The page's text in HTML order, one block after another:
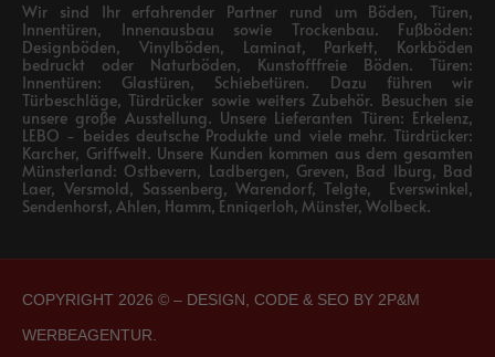
Wir sind Ihr erfahrender Partner rund um Böden, Türen,
Innentüren, Innenausbau sowie Trockenbau. Fußböden:
Designböden, Vinylböden, Laminat, Parkett, Korkböden
bedruckt oder Naturböden, Kunstofffreie Böden. Türen:
Innentüren: Glastüren, Schiebetüren. Dazu führen wir
Türbeschläge, Türdrücker sowie weiters Zubehör. Besuchen sie
unsere große Ausstellung. Unsere Lieferanten Türen: Erkelenz,
LEBO - beides deutsche Produkte und viele mehr. Türdrücker:
Karcher, Griffwelt. Unsere Kunden kommen aus dem gesamten
Münsterland: Ostbevern, Ladbergen, Greven, Bad Iburg, Bad
Laer, Versmold, Sassenberg, Warendorf, Telgte, Everswinkel,
Sendenhorst, Ahlen, Hamm, Ennigerloh, Münster, Wolbeck.
COPYRIGHT 2026 © – DESIGN, CODE & SEO BY 2P&M
WERBEAGENTUR.